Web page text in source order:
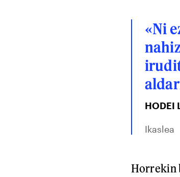
«Ni
HODEI
Ikaslea
Horrekin